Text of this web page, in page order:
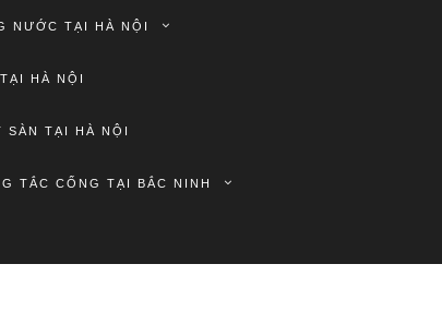
NƯỚC TẠI HÀ NỘI
HÀ NỘI
SÀN TẠI HÀ NỘI
TẮC CỐNG TẠI BẮC NINH